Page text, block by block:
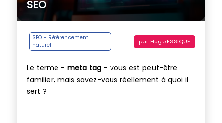
SEO
SEO - Référencement
naturel
par Hugo ESSIQUE
Le terme - meta tag - vous est peut-être
familier, mais savez-vous réellement à quoi il
sert ?